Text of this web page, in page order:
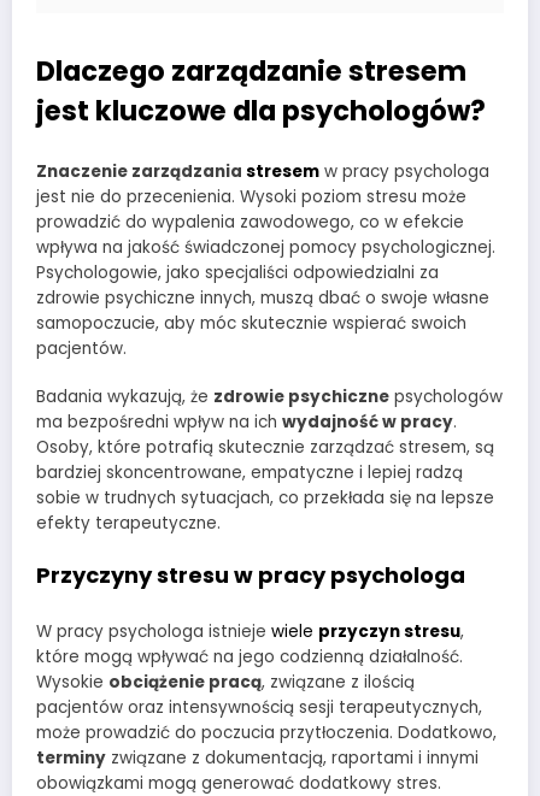
Dlaczego zarządzanie stresem
jest kluczowe dla psychologów?
Znaczenie zarządzania stresem w pracy psychologa
jest nie do przecenienia. Wysoki poziom stresu może
prowadzić do wypalenia zawodowego, co w efekcie
wpływa na jakość świadczonej pomocy psychologicznej.
Psychologowie, jako specjaliści odpowiedzialni za
zdrowie psychiczne innych, muszą dbać o swoje własne
samopoczucie, aby móc skutecznie wspierać swoich
pacjentów.
Badania wykazują, że zdrowie psychiczne psychologów
ma bezpośredni wpływ na ich wydajność w pracy.
Osoby, które potrafią skutecznie zarządzać stresem, są
bardziej skoncentrowane, empatyczne i lepiej radzą
sobie w trudnych sytuacjach, co przekłada się na lepsze
efekty terapeutyczne.
Przyczyny stresu w pracy psychologa
W pracy psychologa istnieje wiele przyczyn stresu,
które mogą wpływać na jego codzienną działalność.
Wysokie obciążenie pracą, związane z ilością
pacjentów oraz intensywnością sesji terapeutycznych,
może prowadzić do poczucia przytłoczenia. Dodatkowo,
terminy związane z dokumentacją, raportami i innymi
obowiązkami mogą generować dodatkowy stres.